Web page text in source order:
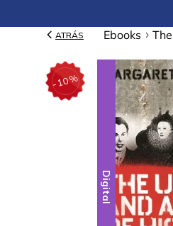
ATRÁS Ebooks
-10%
Digital